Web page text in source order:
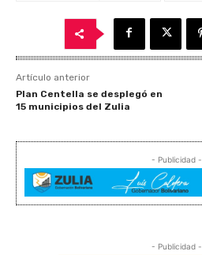
Artículo anterior
Plan Centella se desplegó en
15 municipios del Zulia
- Publicidad -
- Publicidad -